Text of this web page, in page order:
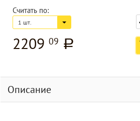
Считать по:
1 шт.
2209 09 a
Описание